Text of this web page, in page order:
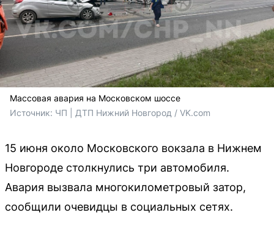
Массовая авария на Московском шоссе
Источник: ЧП | ДТП Нижний Новгород / VK.com
15 июня около Московского вокзала в Нижнем
Новгороде столкнулись три автомобиля.
Авария вызвала многокилометровый затор,
сообщили очевидцы в социальных сетях.